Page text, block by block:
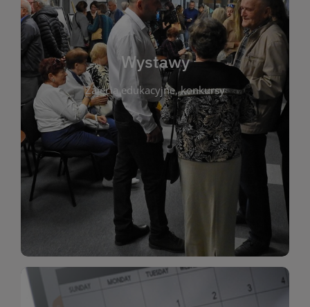
Wystawy
Zajęcia edukacyjne, konkursy
Wystawy
Biblioteka organizuje prezentujące zarówno
sztukę lokalnych twórców, jak i zbiory tematyczne.
W tej sekcji znajdziesz informacje o aktualnych
ekspozycjach oraz archiwum wystaw z
poprzednich lat. Prezentowane prace obejmują
malarstwo, fotografię, rękodzieło i inne formy
artystyczne. Każda wystawa to wyjątkowa okazja
do kontaktu z kulturą i sztuką w przestrzeni
biblioteki. Serdecznie zapraszamy wszystkich